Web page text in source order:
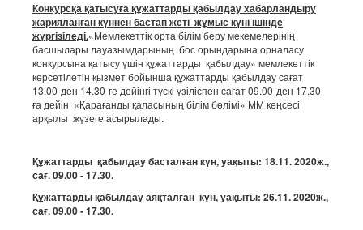
Конкурсқа қатысуға құжаттарды қабылдау хабарландыру
жарияланған күннен бастап жеті жұмыс күні ішінде
жүргізіледі.«Мемлекеттік орта білім беру мекемелерінің
басшылары лауазымдарының бос орындарына орналасу
конкурсына қатысу үшін құжаттарды қабылдау» мемлекеттік
көрсетілетін қызмет бойынша құжаттарды қабылдау сағат
13.00-ден 14.30-ге дейінгі түскі үзіліспен сағат 09.00-ден 17.30-
ға дейін «Қарағанды қаласының білім бөлімі» ММ кеңсесі
арқылы жүзеге асырылады.
Құжаттарды қабылдау басталған күн, уақыты: 18.11. 2020ж.,
сағ. 09.00 - 17.30.
Құжаттарды қабылдау аяқталған күн, уақыты: 26.11. 2020ж.,
сағ. 09.00 - 17.30.